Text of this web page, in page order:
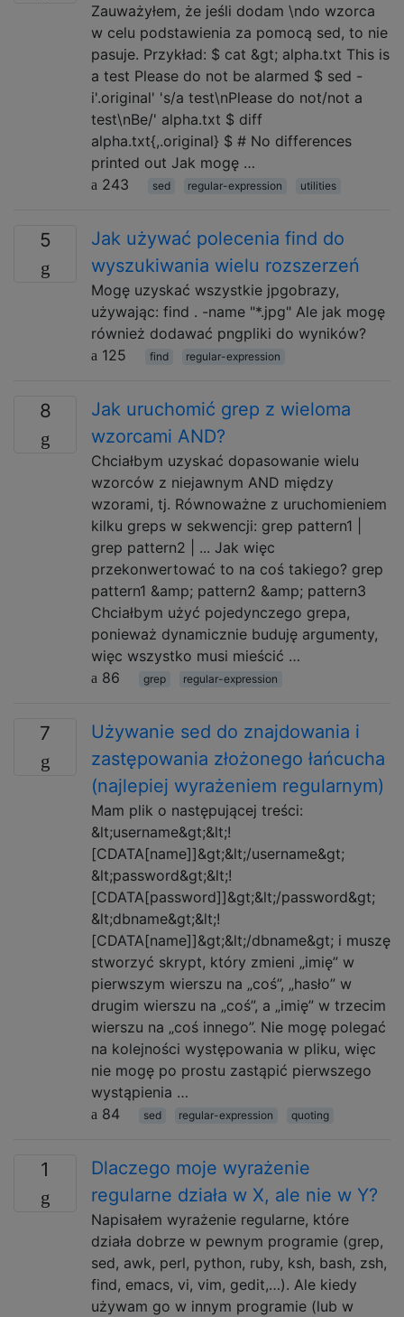
Zauważyłem, że jeśli dodam \ndo wzorca
w celu podstawienia za pomocą sed, to nie
pasuje. Przykład: $ cat &gt; alpha.txt This is
a test Please do not be alarmed $ sed -
i'.original' 's/a test\nPlease do not/not a
test\nBe/' alpha.txt $ diff
alpha.txt{,.original} $ # No differences
printed out Jak mogę …
243
sed regular-expression utilities
5
Jak używać polecenia find do
wyszukiwania wielu rozszerzeń
Mogę uzyskać wszystkie jpgobrazy,
używając: find . -name "*.jpg" Ale jak mogę
również dodawać pngpliki do wyników?
125
find regular-expression
8
Jak uruchomić grep z wieloma
wzorcami AND?
Chciałbym uzyskać dopasowanie wielu
wzorców z niejawnym AND między
wzorami, tj. Równoważne z uruchomieniem
kilku greps w sekwencji: grep pattern1 |
grep pattern2 | ... Jak więc
przekonwertować to na coś takiego? grep
pattern1 &amp; pattern2 &amp; pattern3
Chciałbym użyć pojedynczego grepa,
ponieważ dynamicznie buduję argumenty,
więc wszystko musi mieścić …
86
grep regular-expression
7
Używanie sed do znajdowania i
zastępowania złożonego łańcucha
(najlepiej wyrażeniem regularnym)
Mam plik o następującej treści:
&lt;username&gt;&lt;!
[CDATA[name]]&gt;&lt;/username&gt;
&lt;password&gt;&lt;!
[CDATA[password]]&gt;&lt;/password&gt;
&lt;dbname&gt;&lt;!
[CDATA[name]]&gt;&lt;/dbname&gt; i muszę
stworzyć skrypt, który zmieni „imię” w
pierwszym wierszu na „coś”, „hasło” w
drugim wierszu na „coś”, a „imię” w trzecim
wierszu na „coś innego”. Nie mogę polegać
na kolejności występowania w pliku, więc
nie mogę po prostu zastąpić pierwszego
wystąpienia …
84
sed regular-expression quoting
1
Dlaczego moje wyrażenie
regularne działa w X, ale nie w Y?
Napisałem wyrażenie regularne, które
działa dobrze w pewnym programie (grep,
sed, awk, perl, python, ruby, ksh, bash, zsh,
find, emacs, vi, vim, gedit,…). Ale kiedy
używam go w innym programie (lub w